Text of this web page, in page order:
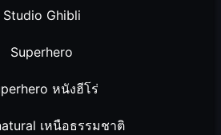
Studio Ghibli
Superhero
หนังฮีโร่
เหนือธรรมชาติ